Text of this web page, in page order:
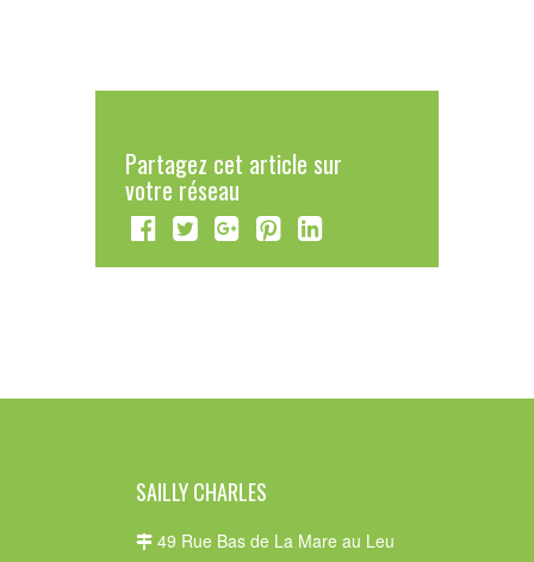
Partagez cet article sur
votre réseau
SAILLY CHARLES
49 Rue Bas de La Mare au Leu